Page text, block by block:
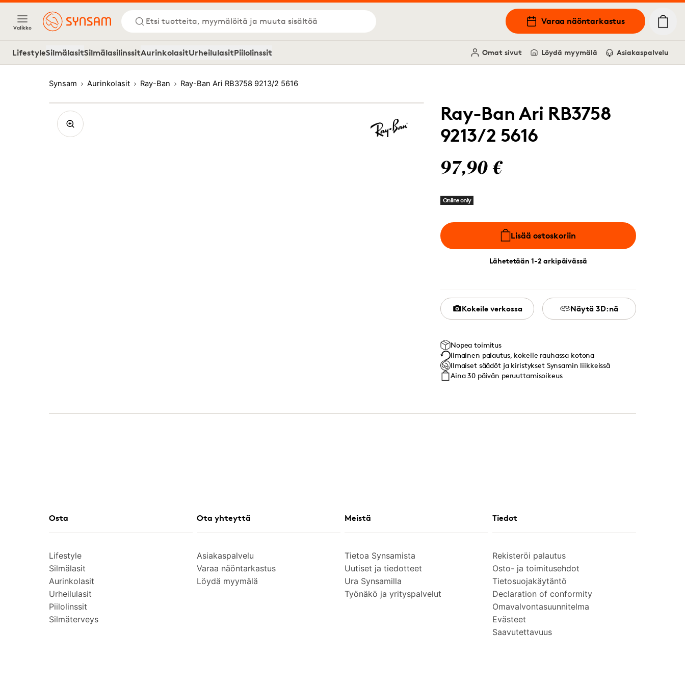
Valikko
Etsi tuotteita, myymälöitä ja muuta sisältöä Varaa näöntarkastus
LifestyleSilmälasitSilmälasilinssitAurinkolasitUrheilulasitPiilolinssit Omat sivut Löydä myymälä Asiakaspalvelu
Synsam Aurinkolasit Ray-Ban Ray-Ban Ari RB3758 9213/2 5616
Ray-Ban Ari RB3758
9213/2 5616
97,90 €
Online only
Lisää ostoskoriin
Lähetetään 1-2 arkipäivässä
Kokeile verkossa Näytä 3D:nä
Nopea toimitus
Ilmainen palautus, kokeile rauhassa kotona
Ilmaiset säädöt ja kiristykset Synsamin liikkeissä
Aina 30 päivän peruuttamisoikeus
Osta
Lifestyle
Silmälasit
Aurinkolasit
Urheilulasit
Piilolinssit
Silmäterveys
Ota yhteyttä
Asiakaspalvelu
Varaa näöntarkastus
Löydä myymälä
Meistä
Tietoa Synsamista
Uutiset ja tiedotteet
Ura Synsamilla
Työnäkö ja yrityspalvelut
Tiedot
Rekisteröi palautus
Osto- ja toimitusehdot
Tietosuojakäytäntö
Declaration of conformity
Omavalvontasuunnitelma
Evästeet
Saavutettavuus